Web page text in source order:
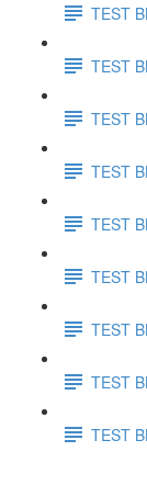
TEST
TEST
TEST
TEST
TEST
TEST
TEST
TEST
TEST